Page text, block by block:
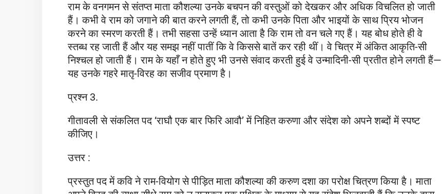
राम के वनगमन से संतप्त माता कौशल्या उनके बचपन की वस्तुओं को देखकर और अधिक विचलित हो जाती
हैं। कभी वे राम को जगाने की बात करने लगती हैं, तो कभी उनके पिता और भाइयों के साथ प्रिय भोजन
करने का स्मरण करती हैं। तभी सहसा उन्हें ध्यान आता है कि राम तो वन चले गए हैं। यह बोध होते ही वे
स्तब्ध रह जाती हैं और यह समझ नहीं पातीं कि वे किससे बातें कर रही थीं। वे चित्र में अंकित आकृति-सी
निश्चल हो जाती हैं। राम के यहाँ न होते हुए भी उनसे संवाद करती हुई वे उन्मादिनी-सी प्रतीत होने लगती हैं—
यह उनके गहरे मातृ-विरह का सजीव प्रमाण है।
प्रश्न 3.
गीतावली से संकलित पद ‘राघौ एक बार फिरि आवौ’ में निहित करुणा और संदेश को अपने शब्दों में स्पष्ट
कीजिए।
उत्तर :
प्रस्तुत पद में कवि ने राम-वियोग से पीड़ित माता कौशल्या की करुण दशा का परोक्ष चित्रण किया है। माता